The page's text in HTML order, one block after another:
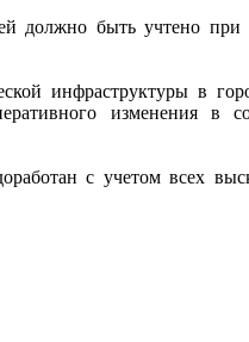
должно быть учтено при
инфраструктуры в
изменения в
с учетом всех